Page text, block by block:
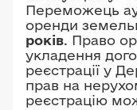
Переможець
оренди
років. Право
укладення
реєстрації у
прав на
реєстрацію